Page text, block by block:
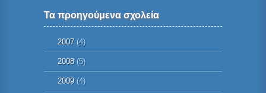
Τα προηγούμενα σχολεία
2007(4)
2008(5)
2009(4)